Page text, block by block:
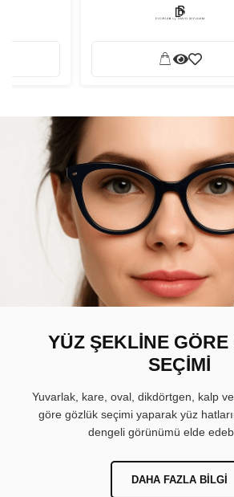
YÜZ ŞEKLİNE
SEÇİMİ
Yuvarlak, kare, oval, dikdörtgen, kalp
göre gözlük seçimi yaparak yüz
dengeli görünümü elde
DAHA FAZLA BILGI